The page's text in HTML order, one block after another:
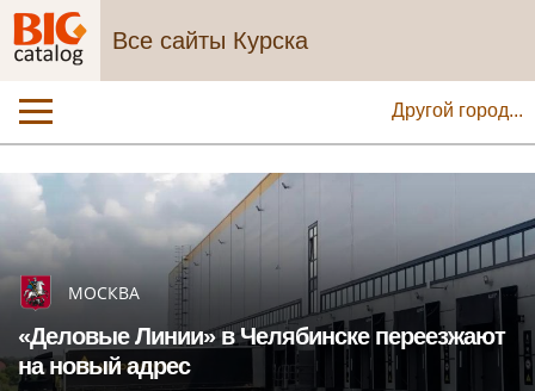
Все сайты Курска
Другой город...
МОСКВА
«Деловые Линии» в Челябинске переезжают
на новый адрес